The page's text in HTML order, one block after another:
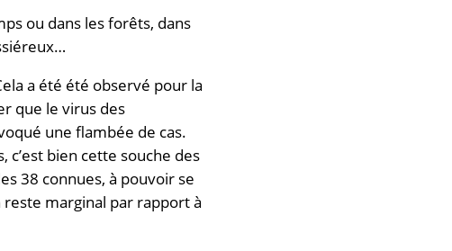
ou dans les forêts, dans
a été été observé pour la
que le virus des
une flambée de cas.
c’est bien cette souche des
38 connues, à pouvoir se
marginal par rapport à